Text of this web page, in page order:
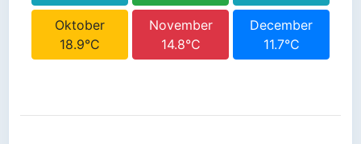
Oktober
18.9°C
November
14.8°C
December
11.7°C